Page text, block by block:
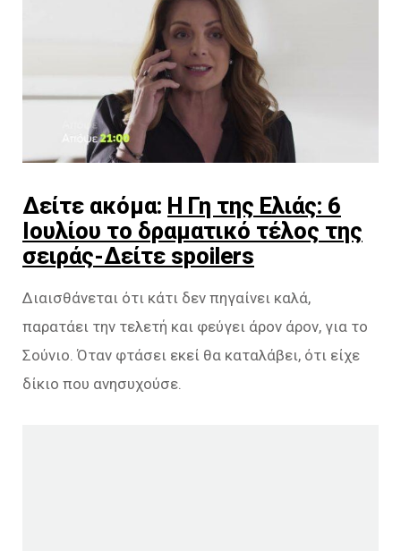
Δείτε ακόμα: Η Γη της Ελιάς: 6
Ιουλίου το δραματικό τέλος της
σειράς-Δείτε spoilers
Διαισθάνεται ότι κάτι δεν πηγαίνει καλά,
παρατάει την τελετή και φεύγει άρον άρον, για το
Σούνιο. Όταν φτάσει εκεί θα καταλάβει, ότι είχε
δίκιο που ανησυχούσε.